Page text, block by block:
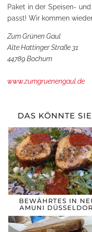
Paket in der Speisen-
passt! Wir kommen
Zum Grünen Gaul
Alte Hattinger Straße 31
44789 Bochum
www.zumgruenengaul.de
DAS KÖNNTE
BEWÄHRTES IN
AMUNI